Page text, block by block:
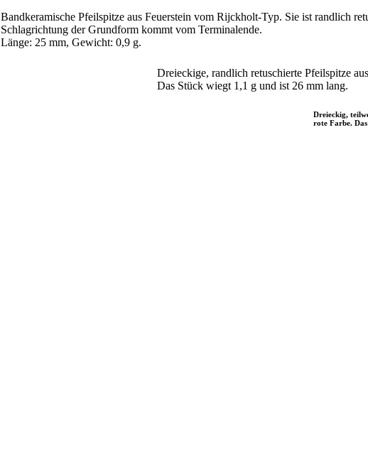
Bandkeramische Pfeilspitze aus Feuerstein vom Rijckholt-Typ. Sie ist randlich
Schlagrichtung der Grundform kommt vom Terminalende.
Länge: 25 mm, Gewicht: 0,9 g.
Dreieckige, randlich retuschierte Pfeilspitze
Das Stück wiegt 1,1 g und ist 26 mm lang.
Dreieckig,
rote Farbe.